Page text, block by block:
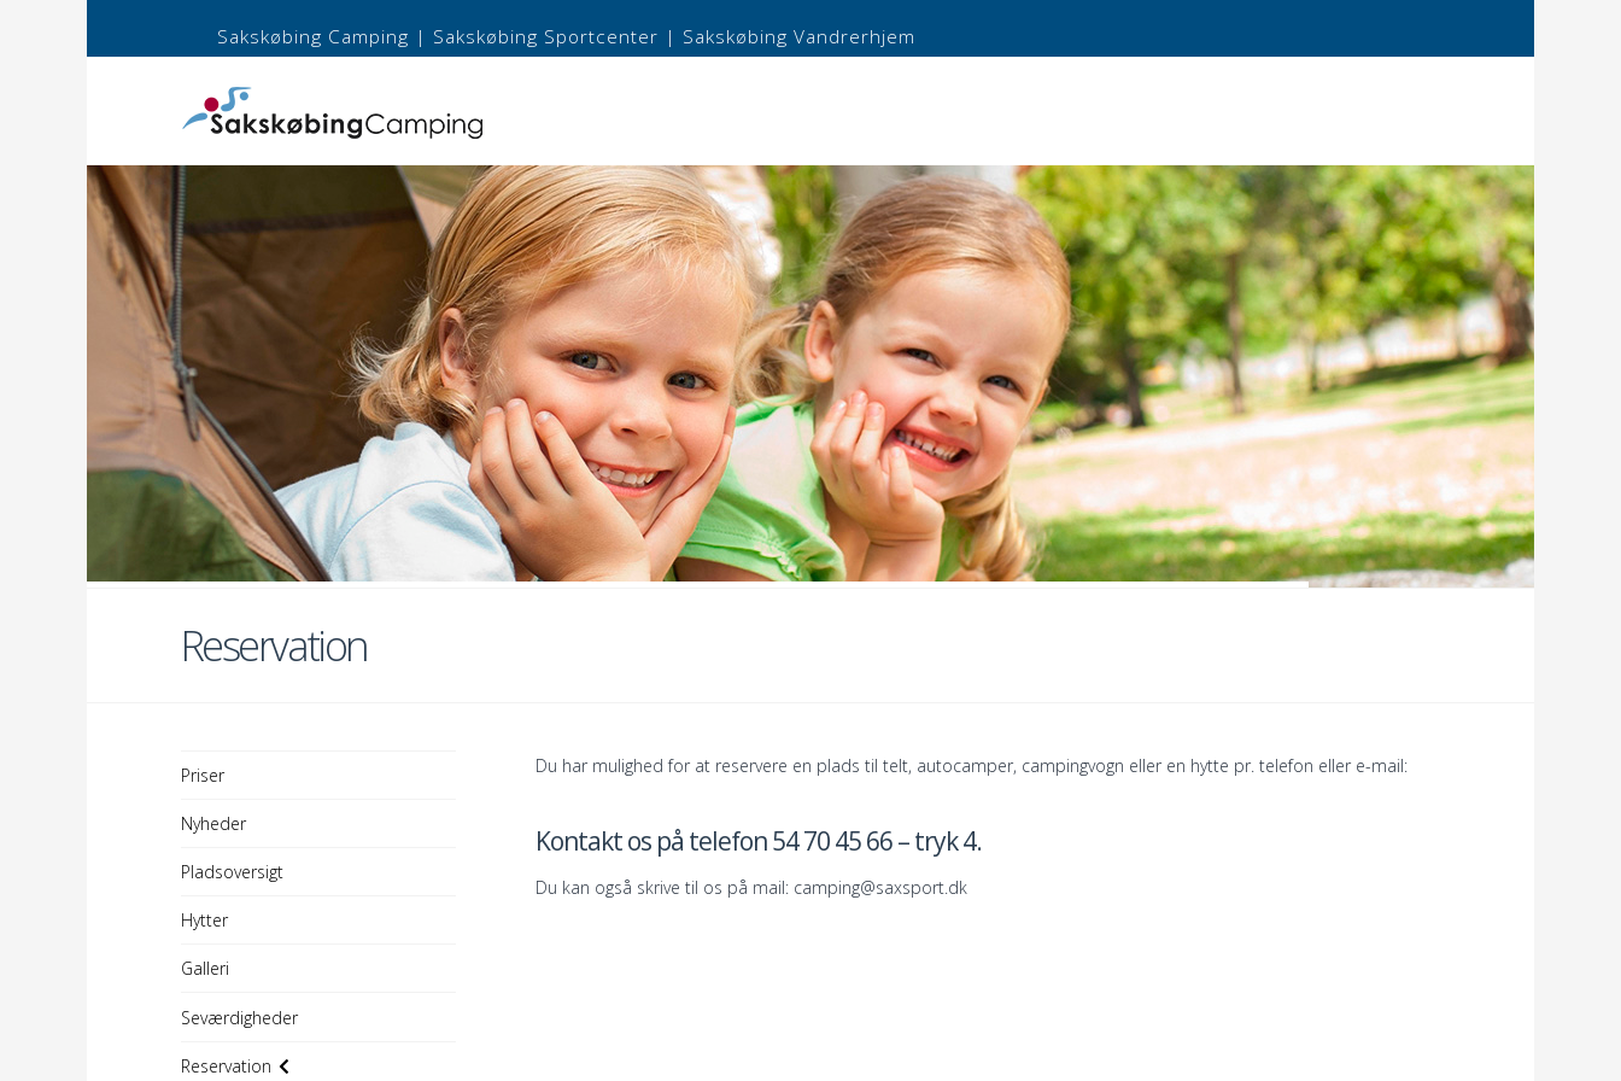
Sakskøbing Camping | Sakskøbing Sportcenter | Sakskøbing Vandrerhjem
Reservation
Du har mulighed for at reservere en plads til telt, autocamper, campingvogn eller en hytte pr. telefon eller e-mail:
Kontakt os på telefon 54 70 45 66 – tryk 4.
Du kan også skrive til os på mail: camping@saxsport.dk
Priser
Nyheder
Pladsoversigt
Hytter
Galleri
Seværdigheder
Reservation